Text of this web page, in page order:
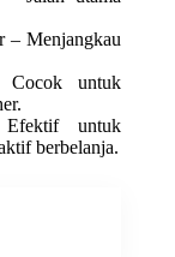
– Menjangkau
Cocok untuk
untuk
berbelanja.